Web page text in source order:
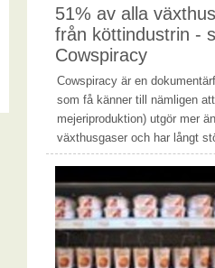
51% av alla
från köttindustrin -
Cowspiracy
Cowspiracy är en
som få känner till nämligen
mejeriproduktion) utgör mer
växthusgaser och har långt